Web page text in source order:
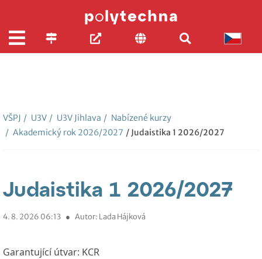
VŠPJ / U3V / U3V Jihlava / Nabízené kurzy
/ Akademický rok 2026/2027 / Judaistika 1 2026/2027
Judaistika 1 2026/2027
4. 8. 2026 06:13 ● Autor: Lada Hájková
Garantující útvar: KCR